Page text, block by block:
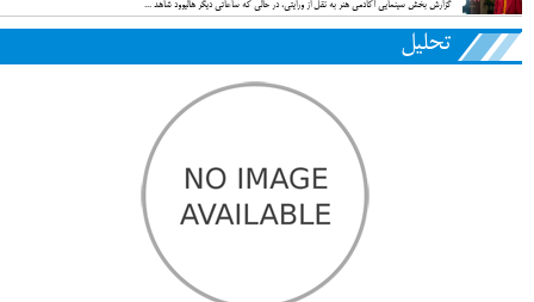
گزارش بخش سینمایی آکادمی هنر به نقل از ورایتی، در حالی که ساعاتی دیگر هالیوود شاهد ...
تحلیل